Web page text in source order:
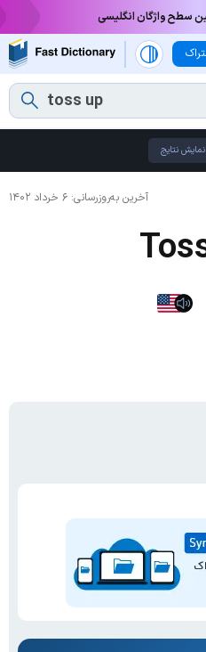
سطح واژگان انگلیسی
نتایج
آخرین به‌روزرسانی: ۶ خرداد ۱۴۰۲